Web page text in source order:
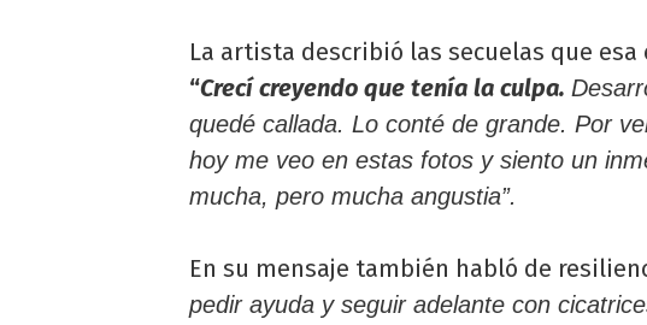
La artista describió las secuelas que
“Crecí creyendo que tenía la culpa.
quedé callada. Lo conté de grande. Por
hoy me veo en estas fotos y siento un
mucha, pero mucha angustia”.
En su mensaje también habló de
pedir ayuda y seguir adelante con